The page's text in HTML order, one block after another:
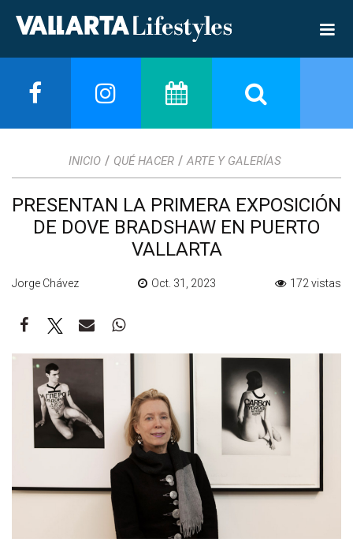
INICIO / QUÉ HACER / ARTE Y GALERÍAS
PRESENTAN LA PRIMERA EXPOSICIÓN
DE DOVE BRADSHAW EN PUERTO
VALLARTA
Jorge Chávez Oct. 31, 2023 172 vistas